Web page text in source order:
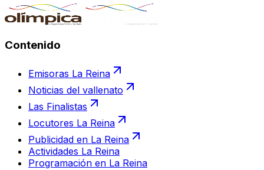
Contenido
Emisoras La Reina
Noticias del vallenato
Las Finalistas
Locutores La Reina
Publicidad en La Reina
Actividades La Reina
Programación en La Reina